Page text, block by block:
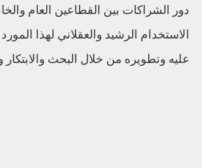
دور الشراكات بين القطاعين العام
الاستخدام الرشيد والعقلاني لهذا
عليه وتطويره من خلال البحث والابتكار